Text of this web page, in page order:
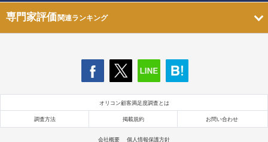
専門家評価関連ランキング
オリコン顧客満足度調査とは
調査方法 掲載規約 お問い合わせ
会社概要 個人情報保護方針